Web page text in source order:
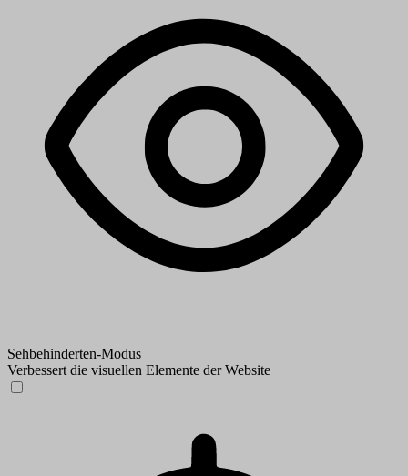
Sehbehinderten-Modus
Verbessert die visuellen Elemente der Website